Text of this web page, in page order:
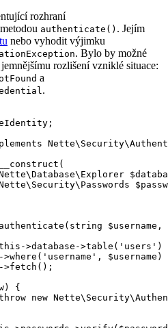
rozhraní
authenticate() . Jejím
nebo vyhodit výjimku
. Bylo by možné
rozlišení vzniklé situace:
a
.